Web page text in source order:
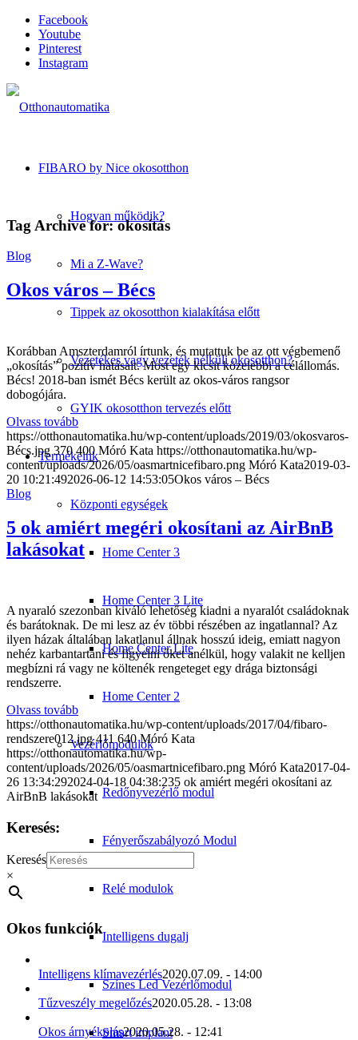
Facebook
Youtube
Pinterest
Instagram
FIBARO by Nice okosotthon
Hogyan működik?
Mi a Z-Wave?
Tippek az okosotthon kialakítása előtt
Vezetékes vagy vezeték nélküli okosotthon?
GYIK okosotthon tervezés előtt
Termékeink
Központi egységek
Home Center 3
Home Center 3 Lite
Home Center Lite
Home Center 2
Vezérlőmodulok
Redőnyvezérlő modul
Fényerőszabályozó Modul
Relé modulok
Intelligens dugalj
Színes Led Vezérlőmodul
Smart implant
Tag Archive for:okosítás
Blog
Okos város – Bécs
Korábban Amszterdamról írtunk, és mutattuk be az ott végbemenő
„okosítás” pozitív hatásait. Most egy kicsit közelebbi a célállomás.
Bécs! 2018-ban ismét Bécs került az okos-város rangsor
dobogójára.
Olvass tovább
https://otthonautomatika.hu/wp-content/uploads/2019/03/okosvaros-
Bécs.jpg 370 400 Móró Kata https://otthonautomatika.hu/wp-
content/uploads/2026/05/oasmartnicefibaro.png Móró Kata2019-03-
20 10:21:492026-06-12 14:53:05Okos város – Bécs
Blog
5 ok amiért megéri okosítani az AirBnB
lakásokat
A nyaraló szezonban kiváló lehetőség kiadni a nyaralót családoknak
és barátoknak. De mi lesz az év többi részében az ingatlannal? Az
ilyen házak általában lakatlanul állnak hosszú ideig, emiatt nagyon
nehéz karbantartani és figyelni őket anélkül, hogy valakit ne kelljen
megbízni rá vagy ne költenék rengeteget egy drága biztonsági
rendszerre.
Olvass tovább
https://otthonautomatika.hu/wp-content/uploads/2017/04/fibaro-
rendszere012.jpg 411 640 Móró Kata
https://otthonautomatika.hu/wp-
content/uploads/2026/05/oasmartnicefibaro.png Móró Kata2017-04-
26 13:34:292024-04-18 04:38:235 ok amiért megéri okosítani az
AirBnB lakásokat
Keresés:
Keresés
×
Okos funkciók
Intelligens klímavezérlés2020.07.09. - 14:00
Tűzveszély megelőzés2020.05.28. - 13:08
Okos árnyékolás2020.05.28. - 12:41